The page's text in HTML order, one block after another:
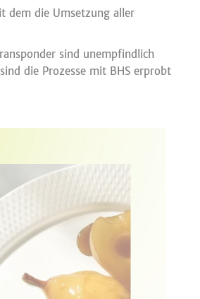
dem die Umsetzung aller
sind unempfindlich
die Prozesse mit BHS erprobt